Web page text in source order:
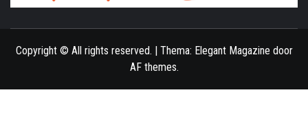
Copyright © All rights reserved. | Thema: Elegant Magazine door
AF themes.